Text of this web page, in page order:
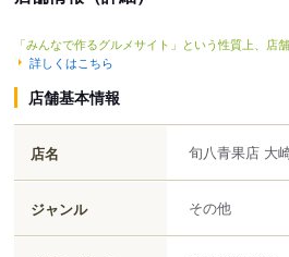
「みんなで作るグルメサイト」という性質上、店
詳しくはこちら
店舗基本情報
店名 旬八青果店 大
ジャンル その他